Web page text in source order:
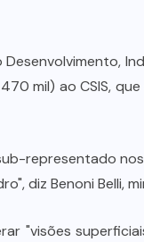
mil) ao CSIS,
representado
diz Benoni Belli,
"visões
filhos